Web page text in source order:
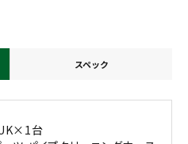
スペック
台